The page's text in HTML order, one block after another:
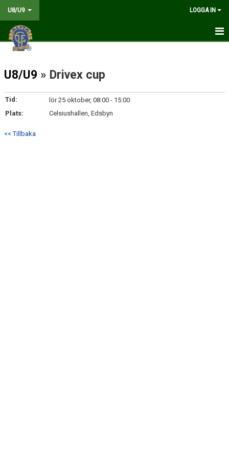
U8/U9 LOGGA IN
HEM
NYHETER
KALENDER
MATCHER
U8/U9 » Drivex cup
Tid:
lör 25 oktober, 08:00 - 15:00
Plats:
Celsiushallen, Edsbyn
<< Tillbaka